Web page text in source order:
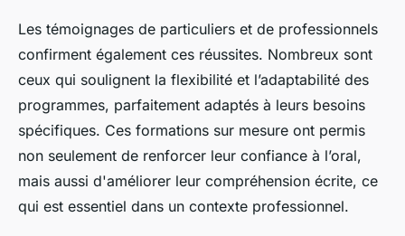
Les témoignages de particuliers et de professionnels
confirment également ces réussites. Nombreux sont
ceux qui soulignent la flexibilité et l’adaptabilité des
programmes, parfaitement adaptés à leurs besoins
spécifiques. Ces formations sur mesure ont permis
non seulement de renforcer leur confiance à l’oral,
mais aussi d'améliorer leur compréhension écrite, ce
qui est essentiel dans un contexte professionnel.